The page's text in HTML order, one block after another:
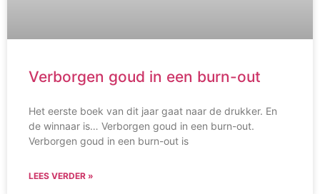
Verborgen goud in een burn-out
Het eerste boek van dit jaar gaat naar de drukker. En
de winnaar is… Verborgen goud in een burn-out.
Verborgen goud in een burn-out is
LEES VERDER »